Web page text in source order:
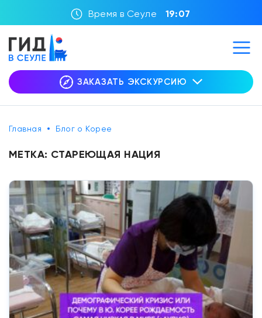
Время в Сеуле 19:07
ЗАКАЗАТЬ ЭКСКУРСИЮ
Главная Блог о Корее
МЕТКА: СТАРЕЮЩАЯ НАЦИЯ